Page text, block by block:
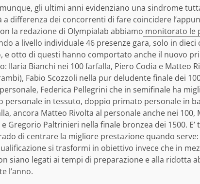
gli ultimi anni evidenziano una sindrome
a differenza dei concorrenti di fare coincidere
la redazione di Olympialab abbiamo monitorato le
a livello individuale 46 presenze gara, solo in dieci
e otto di questi hanno comportato anche il nuovo
Ilaria Bianchi nei 100 farfalla, Piero Codia e Matteo
Fabio Scozzoli nella pur deludente finale dei
Federica Pellegrini che in semifinale ha
personale in tessuto, doppio primato personale in
ancora Matteo Rivolta al personale anche nei
Gregorio Paltrinieri nella finale bronzea dei 1500.
di centrare la migliore prestazione quando
si trasformi in obiettivo invece che in
siano legati ai tempi di preparazione e alla ridotta
l’anno.